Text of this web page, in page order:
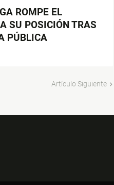
ROMPE EL
SU POSICIÓN TRAS
PÚBLICA
Artículo Siguiente